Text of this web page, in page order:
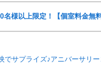
名様以上限定！【個室料金無
でサプライズ♪アニバーサリ